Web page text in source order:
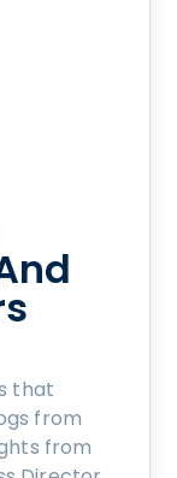
that
from
from